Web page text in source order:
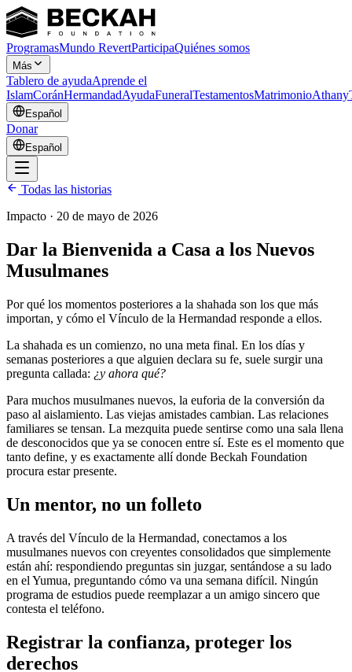
ProgramasMundo RevertParticipaQuiénes somos
Más
Tablero de ayudaAprende el
IslamCoránHermandadAyudaFuneralTestamentosMatrimonioAthany
Español
Donar
Español
Todas las historias
Impacto · 20 de mayo de 2026
Dar la Bienvenida a Casa a los Nuevos
Musulmanes
Por qué los momentos posteriores a la shahada son los que más
importan, y cómo el Vínculo de la Hermandad responde a ellos.
La shahada es un comienzo, no una meta final. En los días y
semanas posteriores a que alguien declara su fe, suele surgir una
pregunta callada: ¿y ahora qué?
Para muchos musulmanes nuevos, la euforia de la conversión da
paso al aislamiento. Las viejas amistades cambian. Las relaciones
familiares se tensan. La mezquita puede sentirse como una sala llena
de desconocidos que ya se conocen entre sí. Este es el momento que
tanto define, y es exactamente allí donde Beckah Foundation
procura estar presente.
Un mentor, no un folleto
A través del Vínculo de la Hermandad, conectamos a los
musulmanes nuevos con creyentes consolidados que simplemente
están ahí: respondiendo preguntas sin juzgar, sentándose a su lado
en el Yumua, preguntando cómo va una semana difícil. Ningún
programa de estudios puede reemplazar a un amigo sincero que
contesta el teléfono.
Registrar la confianza, proteger los
derechos